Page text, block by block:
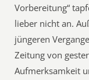
Vorbereitung“
lieber nicht an.
jüngeren
Zeitung von
Aufmerksamkeit